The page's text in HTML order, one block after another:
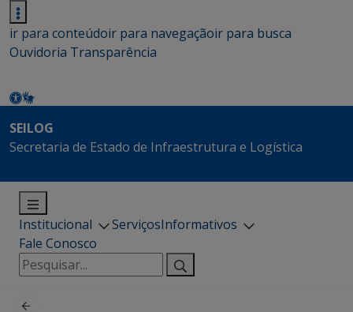
ir para conteúdoir para navegaçãoir para busca
Ouvidoria Transparência
SEILOG
Secretaria de Estado de Infraestrutura e Logística
Institucional ServiçosInformativos
Fale Conosco
Pesquisar
por: